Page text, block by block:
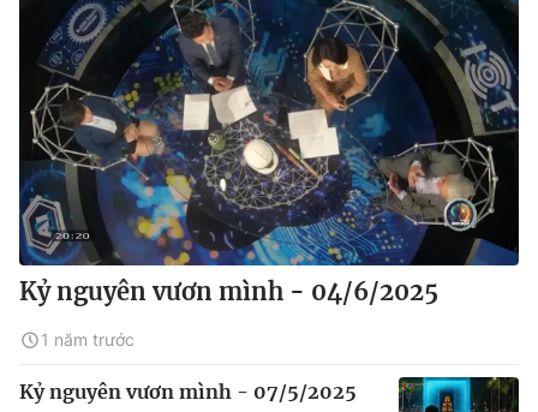
Kỷ nguyên vươn mình - 04/6/2025
1 năm trước
Kỷ nguyên vươn mình - 07/5/2025